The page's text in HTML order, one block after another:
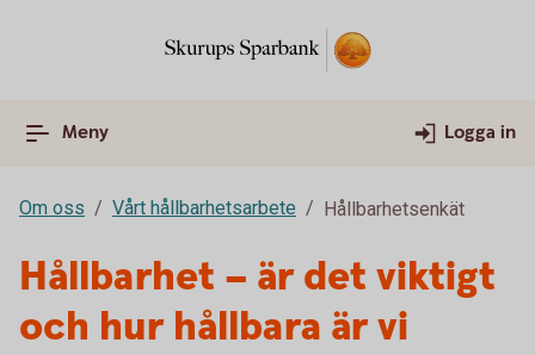
Meny Logga in
Om oss Vårt hållbarhetsarbete Hållbarhetsenkät
Hållbarhet – är det viktigt
och hur hållbara är vi